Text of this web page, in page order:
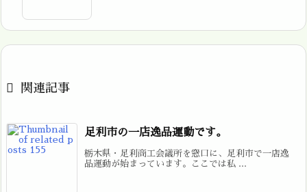
 関連記事
足利市の一店逸品運動です。
栃木県・足利商工会議所を窓口に、足利市で一店逸
品運動が始まっています。ここでは私 ...